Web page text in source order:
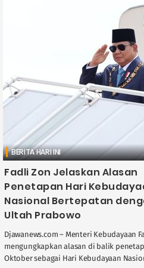
BERITA HARI INI
Fadli Zon Jelaskan Alasan
Penetapan Hari
Nasional Bertepatan
Ultah Prabowo
Djawanews.com – Menteri Kebudayaan
mengungkapkan alasan di balik
Oktober sebagai Hari Kebudayaan